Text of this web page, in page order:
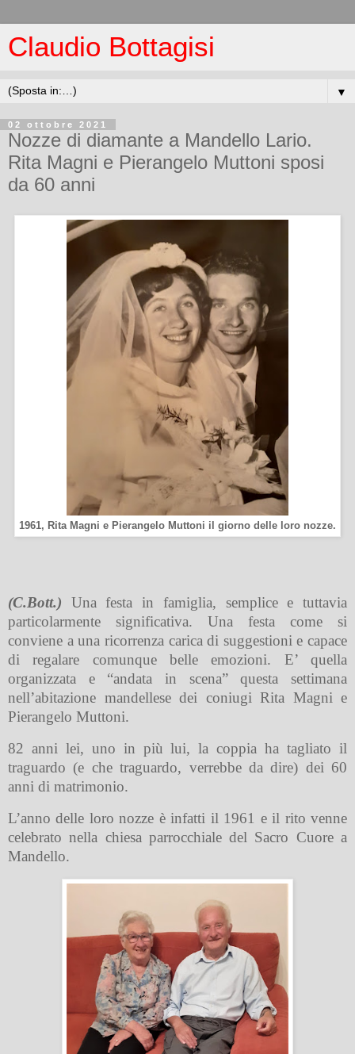
Claudio Bottagisi
▼
02 ottobre 2021
Nozze di diamante a Mandello Lario.
Rita Magni e Pierangelo Muttoni sposi
da 60 anni
1961, Rita Magni e Pierangelo Muttoni il giorno delle loro nozze.
(C.Bott.) Una festa in famiglia, semplice e tuttavia
particolarmente significativa. Una festa come si
conviene a una ricorrenza carica di suggestioni e capace
di regalare comunque belle emozioni. E’ quella
organizzata e “andata in scena” questa settimana
nell’abitazione mandellese dei coniugi Rita Magni e
Pierangelo Muttoni.
82 anni lei, uno in più lui, la coppia ha tagliato il
traguardo (e che traguardo, verrebbe da dire) dei 60
anni di matrimonio.
L’anno delle loro nozze è infatti il 1961 e il rito venne
celebrato nella chiesa parrocchiale del Sacro Cuore a
Mandello.